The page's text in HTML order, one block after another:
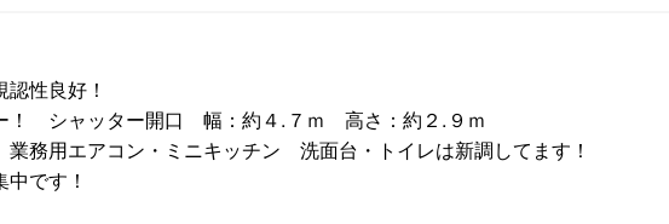
性良好！
！ シャッター開口 幅：約４.７ｍ 高さ：約２.９ｍ
務用エアコン・ミニキッチン 洗面台・トイレは新調してます！
です！